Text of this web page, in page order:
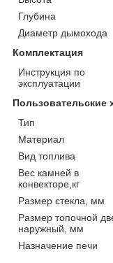
Глубина
Диаметр дымохода
Комплектация
Инструкция по
эксплуатации
Пользовательские
Тип
Материал
Вид топлива
Вес камней в
конвекторе,кг
Размер стекла, мм
Размер топочной
наружный, мм
Назначение печи